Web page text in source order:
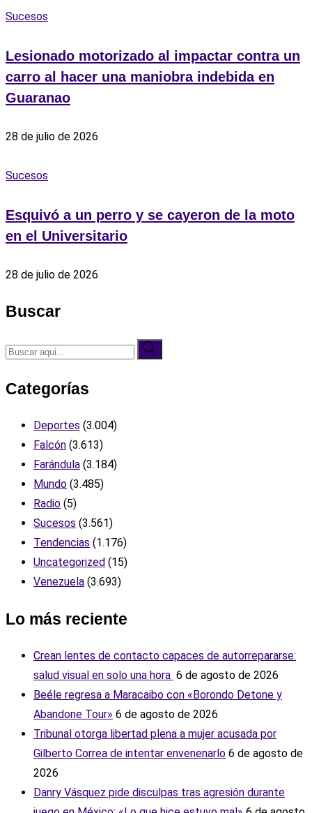
Sucesos
Lesionado motorizado al impactar contra un
carro al hacer una maniobra indebida en
Guaranao
28 de julio de 2026
Sucesos
Esquivó a un perro y se cayeron de la moto
en el Universitario
28 de julio de 2026
Buscar
Categorías
Deportes (3.004)
Falcón (3.613)
Farándula (3.184)
Mundo (3.485)
Radio (5)
Sucesos (3.561)
Tendencias (1.176)
Uncategorized (15)
Venezuela (3.693)
Lo más reciente
Crean lentes de contacto capaces de autorrepararse:
salud visual en solo una hora ‎ 6 de agosto de 2026
Beéle regresa a Maracaibo con «Borondo Detone y
Abandone Tour» 6 de agosto de 2026
Tribunal otorga libertad plena a mujer acusada por
Gilberto Correa de intentar envenenarlo 6 de agosto de
2026
Danry Vásquez pide disculpas tras agresión durante